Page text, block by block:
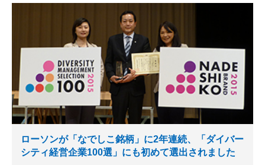
ローソンが「なでしこ銘柄」に2年連続、「ダイバー
シティ経営企業100選」にも初めて選出されました